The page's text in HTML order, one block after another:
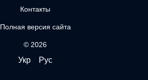
Контакты
Полная версия сайта
© 2026
Укр Рус